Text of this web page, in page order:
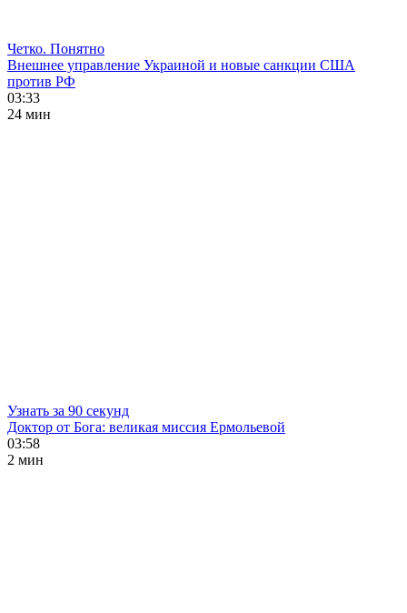
Четко. Понятно
Внешнее управление Украиной и новые санкции США
против РФ
03:33
24 мин
Узнать за 90 секунд
Доктор от Бога: великая миссия Ермольевой
03:58
2 мин